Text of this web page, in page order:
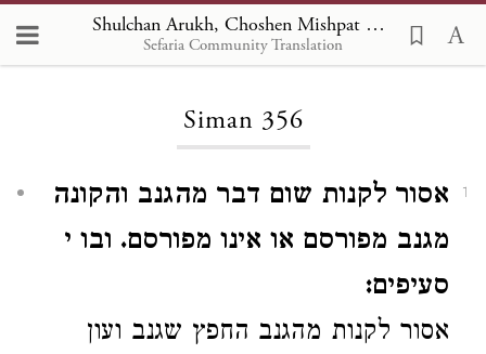
Shulchan Arukh, Choshen Mishpat 356
Sefaria Community Translation
Loading...
Siman 356
1
אסור לקנות שום דבר מהגנב והקונה
מגנב מפורסם או אינו מפורסם. ובו י
סעיפים:
אסור לקנות מהגנב החפץ שגנב ועון